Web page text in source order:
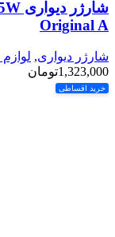
Original A
شارژر دیواری,
1,323,000تومان
خرید اقساطی